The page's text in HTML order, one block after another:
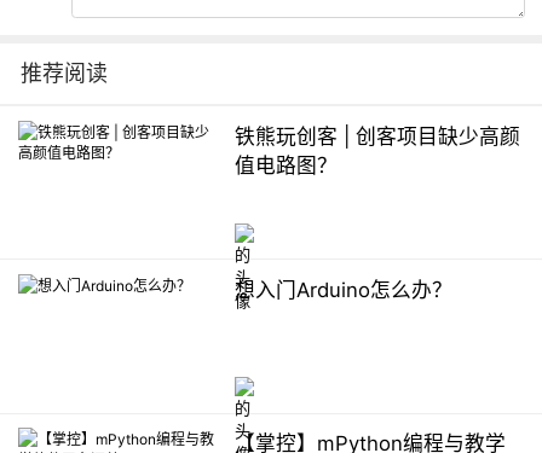
推荐阅读
铁熊玩创客 | 创客项目缺少高颜
值电路图？
想入门Arduino怎么办？
【掌控】mPython编程与教学